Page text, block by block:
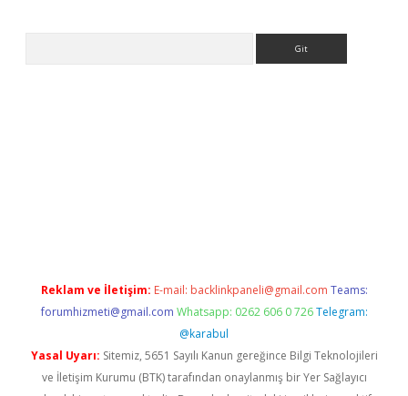
Reklam ve İletişim: E-mail: backlinkpaneli@gmail.com Teams:
forumhizmeti@gmail.com Whatsapp: 0262 606 0 726 Telegram:
@karabul
Yasal Uyarı: Sitemiz, 5651 Sayılı Kanun gereğince Bilgi Teknolojileri
ve İletişim Kurumu (BTK) tarafından onaylanmış bir Yer Sağlayıcı